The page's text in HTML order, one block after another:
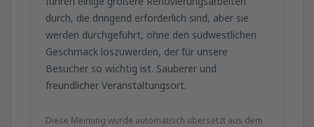
durch, die dringend erforderlich sind, aber sie
werden durchgeführt, ohne den südwestlichen
Geschmack loszuwerden, der für unsere
Besucher so wichtig ist. Sauberer und
freundlicher Veranstaltungsort.
Diese Meinung wurde automatisch übersetzt aus dem